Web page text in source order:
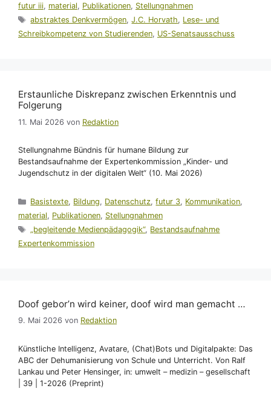
futur iii, material, Publikationen, Stellungnahmen
Schlagwörter
abstraktes Denkvermögen,J.C. Horvath, Lese- und
Schreibkompetenz von Studierenden, US-Senatsausschuss
Erstaunliche Diskrepanz zwischen Erkenntnis und
Folgerung
11. Mai 2026 von Redaktion
Stellungnahme Bündnis für humane Bildung zur
Bestandsaufnahme der Expertenkommission „Kinder- und
Jugendschutz in der digitalen Welt“ (10. Mai 2026)
Kategorien
Basistexte, Bildung, Datenschutz,futur 3, Kommunikation,
material, Publikationen, Stellungnahmen
Schlagwörter
„begleitende Medienpädagogik“, Bestandsaufnahme
Expertenkommission
Doof gebor’n wird keiner, doof wird man gemacht …
9. Mai 2026 von Redaktion
Künstliche Intelligenz, Avatare, (Chat)Bots und Digitalpakte: Das
ABC der Dehumanisierung von Schule und Unterricht. Von Ralf
Lankau und Peter Hensinger, in: umwelt – medizin – gesellschaft
| 39 | 1-2026 (Preprint)